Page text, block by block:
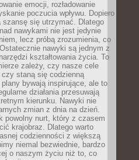
emocji, rozładowanie
poczucia wpływu. Dopiero
szansę się utrzymać. Dlatego
nawykami nie jest jedynie
lecz próbą zrozumienia, co
nawyki są jednym z
kształtowania życia. To
zależy, czy nasze cele
staną się codzienną
bywają inspirujące, ale to
działania przesuwają
kierunku. Nawyki nie
zmian z dnia na dzień.
powolny nurt, który z czasem
krajobraz. Dlatego warto
codzienności z większą
niemal bezwiednie, bardzo
o naszym życiu niż to, co